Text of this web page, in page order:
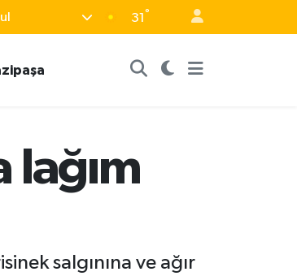
31 °
salgınına ve ağır